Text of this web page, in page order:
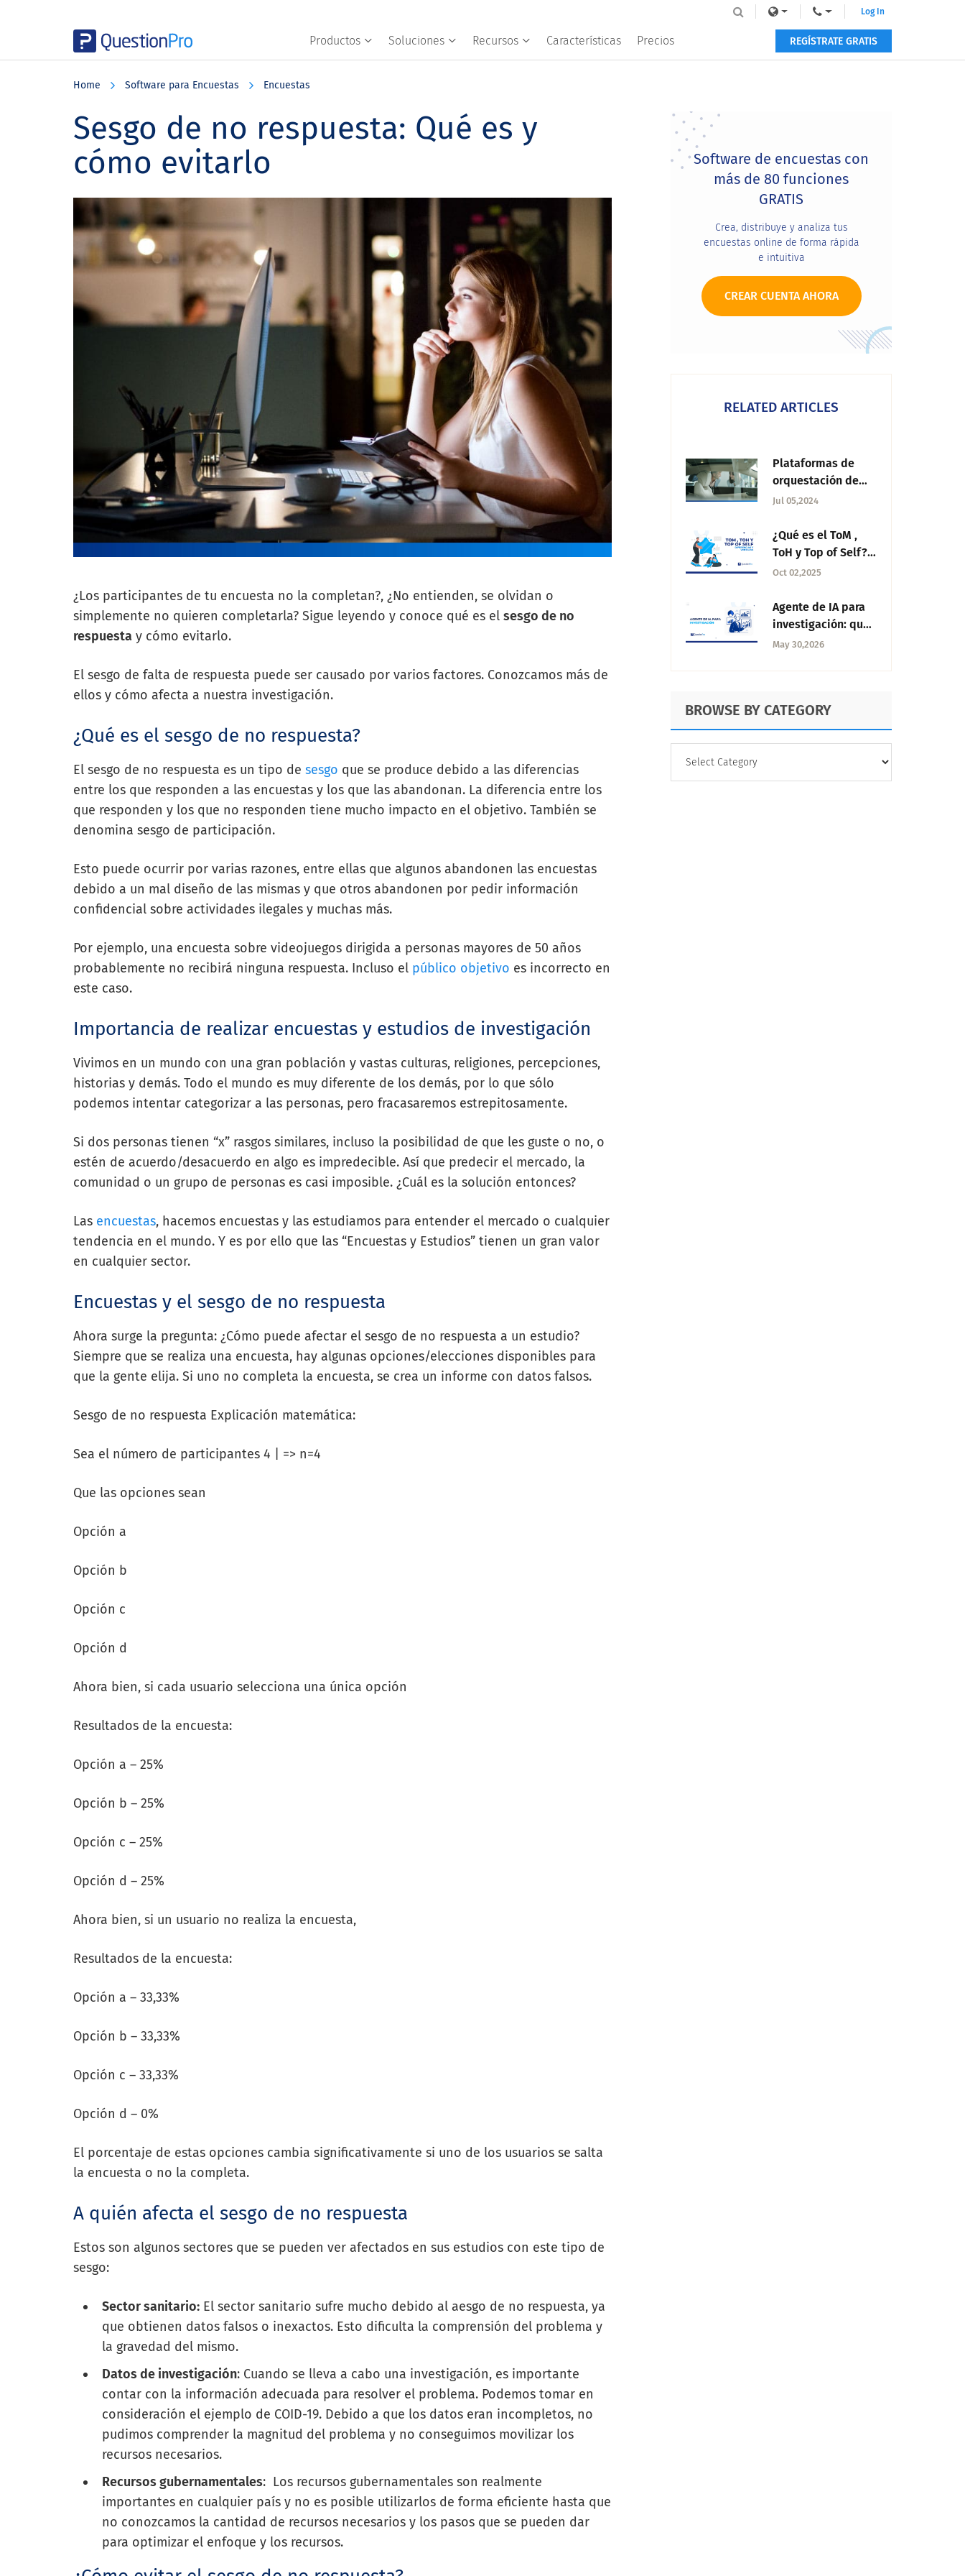
Productos Soluciones Recursos Características Precios
Log In
REGÍSTRATE GRATIS
Home Software para Encuestas Encuestas
Sesgo de no respuesta: Qué es y
cómo evitarlo
¿Los participantes de tu encuesta no la completan?, ¿No entienden, se olvidan o
simplemente no quieren completarla? Sigue leyendo y conoce qué es el sesgo de no
respuesta y cómo evitarlo.
El sesgo de falta de respuesta puede ser causado por varios factores. Conozcamos más de
ellos y cómo afecta a nuestra investigación.
¿Qué es el sesgo de no respuesta?
El sesgo de no respuesta es un tipo de sesgo que se produce debido a las diferencias
entre los que responden a las encuestas y los que las abandonan. La diferencia entre los
que responden y los que no responden tiene mucho impacto en el objetivo. También se
denomina sesgo de participación.
Esto puede ocurrir por varias razones, entre ellas que algunos abandonen las encuestas
debido a un mal diseño de las mismas y que otros abandonen por pedir información
confidencial sobre actividades ilegales y muchas más.
Por ejemplo, una encuesta sobre videojuegos dirigida a personas mayores de 50 años
probablemente no recibirá ninguna respuesta. Incluso el público objetivo es incorrecto en
este caso.
Importancia de realizar encuestas y estudios de investigación
Vivimos en un mundo con una gran población y vastas culturas, religiones, percepciones,
historias y demás. Todo el mundo es muy diferente de los demás, por lo que sólo
podemos intentar categorizar a las personas, pero fracasaremos estrepitosamente.
Si dos personas tienen “x” rasgos similares, incluso la posibilidad de que les guste o no, o
estén de acuerdo/desacuerdo en algo es impredecible. Así que predecir el mercado, la
comunidad o un grupo de personas es casi imposible. ¿Cuál es la solución entonces?
Las encuestas, hacemos encuestas y las estudiamos para entender el mercado o cualquier
tendencia en el mundo. Y es por ello que las “Encuestas y Estudios” tienen un gran valor
en cualquier sector.
Encuestas y el sesgo de no respuesta
Ahora surge la pregunta: ¿Cómo puede afectar el sesgo de no respuesta a un estudio?
Siempre que se realiza una encuesta, hay algunas opciones/elecciones disponibles para
que la gente elija. Si uno no completa la encuesta, se crea un informe con datos falsos.
Sesgo de no respuesta Explicación matemática:
Sea el número de participantes 4 | => n=4
Que las opciones sean
Opción a
Opción b
Opción c
Opción d
Ahora bien, si cada usuario selecciona una única opción
Resultados de la encuesta:
Opción a – 25%
Opción b – 25%
Opción c – 25%
Opción d – 25%
Ahora bien, si un usuario no realiza la encuesta,
Resultados de la encuesta:
Opción a – 33,33%
Opción b – 33,33%
Opción c – 33,33%
Opción d – 0%
El porcentaje de estas opciones cambia significativamente si uno de los usuarios se salta
la encuesta o no la completa.
A quién afecta el sesgo de no respuesta
Estos son algunos sectores que se pueden ver afectados en sus estudios con este tipo de
sesgo:
Sector sanitario: El sector sanitario sufre mucho debido al aesgo de no respuesta, ya
que obtienen datos falsos o inexactos. Esto dificulta la comprensión del problema y
la gravedad del mismo.
Datos de investigación: Cuando se lleva a cabo una investigación, es importante
contar con la información adecuada para resolver el problema. Podemos tomar en
consideración el ejemplo de COID-19. Debido a que los datos eran incompletos, no
pudimos comprender la magnitud del problema y no conseguimos movilizar los
recursos necesarios.
Recursos gubernamentales: Los recursos gubernamentales son realmente
importantes en cualquier país y no es posible utilizarlos de forma eficiente hasta que
no conozcamos la cantidad de recursos necesarios y los pasos que se pueden dar
para optimizar el enfoque y los recursos.
Primary
Sidebar
Software de encuestas con
más de 80 funciones
GRATIS
Crea, distribuye y analiza tus
encuestas online de forma rápida
e intuitiva
CREAR CUENTA AHORA
RELATED ARTICLES
Plataformas de
orquestación de
viajes del cliente:
alternativas
Jul 05,2024
¿Qué es el ToM ,
ToH y Top of Self?
Diferencias y
Oct 02,2025
Agente de IA para
investigación: qué
es, cómo funciona y
los equipos de
May 30,2026
BROWSE BY CATEGORY
CATEGORY